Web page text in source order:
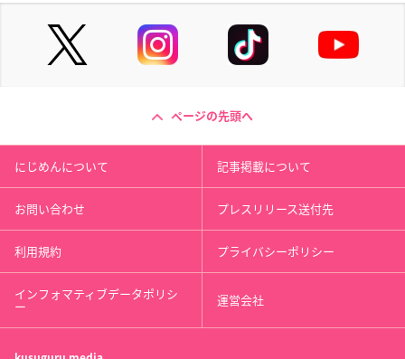
ページの先頭へ
にじめんについて 記事掲載について
お問い合わせ プレスリリース送付先
利用規約 プライバシーポリシー
インフォマティブデータポリシ
ー 運営会社